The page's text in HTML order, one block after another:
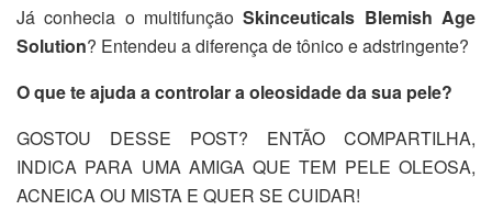
Já conhecia o multifunçãoSkinceuticals Blemish Age
Solution? Entendeu a diferença de tônico e adstringente?
O que te ajuda a controlar a oleosidade da sua pele?
GOSTOU DESSE POST? ENTÃO COMPARTILHA,
INDICA PARA UMA AMIGA QUE TEM PELE OLEOSA,
ACNEICA OU MISTA E QUER SE CUIDAR!